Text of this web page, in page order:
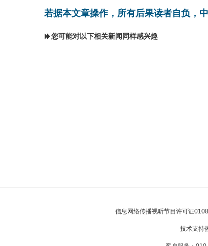
若据本文章操作，所有后果读者自负，
您可能对以下相关新闻同样感兴趣
信息网络传播视听节目许可证
技术支持